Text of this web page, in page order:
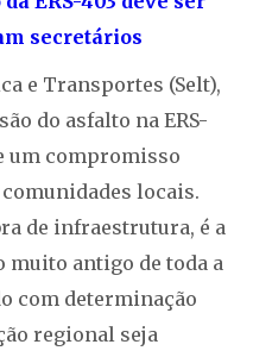
secretários
e Transportes (Selt),
do asfalto na ERS-
um compromisso
locais.
de infraestrutura, é a
muito antigo de toda a
com determinação
regional seja